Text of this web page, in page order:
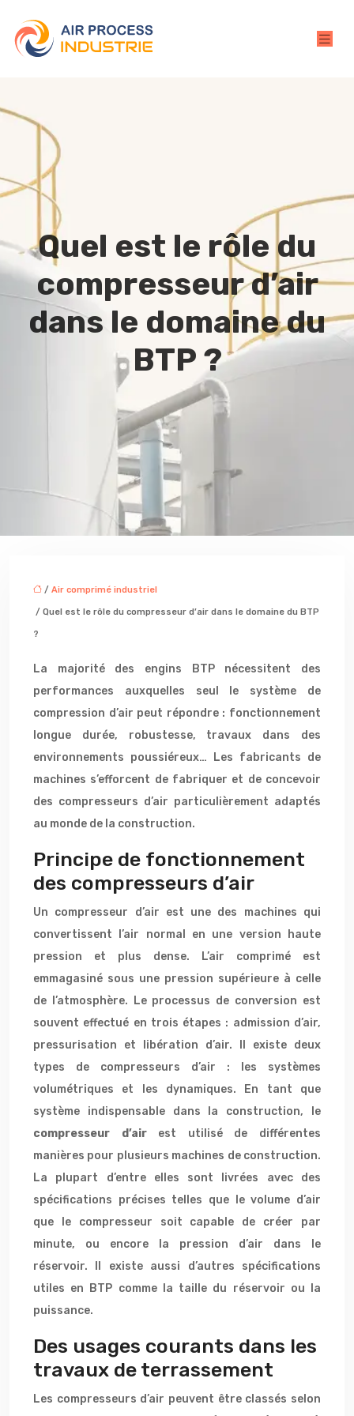
Quel est le rôle du
compresseur d’air
dans le domaine du
BTP ?
/ Air comprimé industriel
/ Quel est le rôle du compresseur d’air dans le domaine du BTP
?
La majorité des engins BTP nécessitent des
performances auxquelles seul le système de
compression d’air peut répondre : fonctionnement
longue durée, robustesse, travaux dans des
environnements poussiéreux… Les fabricants de
machines s’efforcent de fabriquer et de concevoir
des compresseurs d’air particulièrement adaptés
au monde de la construction.
Principe de fonctionnement
des compresseurs d’air
Un compresseur d’air est une des machines qui
convertissent l’air normal en une version haute
pression et plus dense. L’air comprimé est
emmagasiné sous une pression supérieure à celle
de l’atmosphère. Le processus de conversion est
souvent effectué en trois étapes : admission d’air,
pressurisation et libération d’air. Il existe deux
types de compresseurs d’air : les systèmes
volumétriques et les dynamiques. En tant que
système indispensable dans la construction, le
compresseur d’airest utilisé de différentes
manières pour plusieurs machines de construction.
La plupart d’entre elles sont livrées avec des
spécifications précises telles que le volume d’air
que le compresseur soit capable de créer par
minute, ou encore la pression d’air dans le
réservoir. Il existe aussi d’autres spécifications
utiles en BTP comme la taille du réservoir ou la
puissance.
Des usages courants dans les
travaux de terrassement
Les compresseurs d’air peuvent être classés selon